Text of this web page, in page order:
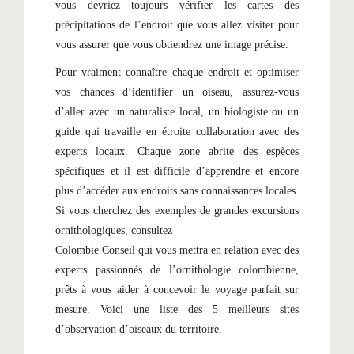
vous devriez toujours vérifier les cartes des
précipitations de l’endroit que vous allez visiter pour
vous assurer que vous obtiendrez une image précise.
Pour vraiment connaître chaque endroit et optimiser
vos chances d’identifier un oiseau, assurez-vous
d’aller avec un naturaliste local, un biologiste ou un
guide qui travaille en étroite collaboration avec des
experts locaux. Chaque zone abrite des espèces
spécifiques et il est difficile d’apprendre et encore
plus d’accéder aux endroits sans connaissances locales.
Si vous cherchez des exemples de grandes excursions
ornithologiques, consultez
Colombie Conseil qui vous mettra en relation avec des
experts passionnés de l’ornithologie colombienne,
prêts à vous aider à concevoir le voyage parfait sur
mesure. Voici une liste des 5 meilleurs sites
d’observation d’oiseaux du territoire.